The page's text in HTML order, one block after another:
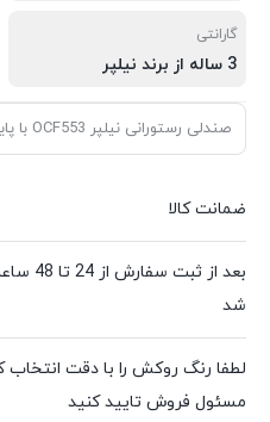
گارانتی
3 ساله از برند نیلپر
صندلی رستورانی نیلپر OCF553 با پایه فولادی و بدون دسته
ضمانت کالا
بعد
شد
لطفا رنگ روکش را با دقت انتخاب
مسئول فروش تایید کنید